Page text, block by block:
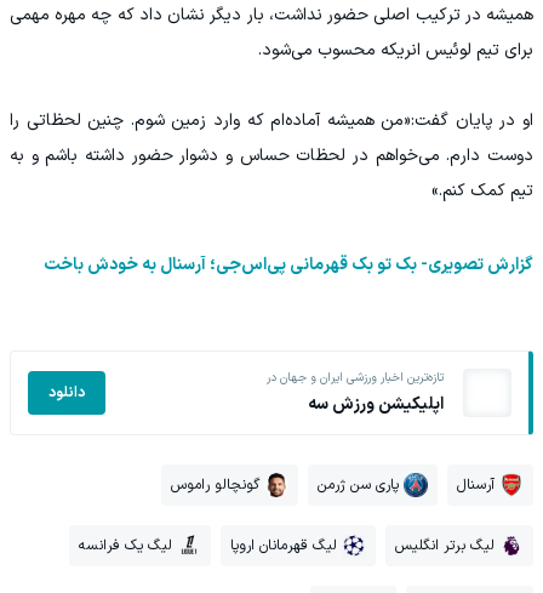
همیشه در ترکیب اصلی حضور نداشت، بار دیگر نشان داد که چه مهره مهمی
برای تیم لوئیس انریکه محسوب می‌شود.
او در پایان گفت:«من همیشه آماده‌ام که وارد زمین شوم. چنین لحظاتی را
دوست دارم. می‌خواهم در لحظات حساس و دشوار حضور داشته باشم و به
تیم کمک کنم.»
گزارش تصویری- بک تو بک قهرمانی پی‌اس‌جی؛ آرسنال به خودش باخت
تازه‌ترین اخبار ورزشی ایران و جهان در
اپلیکیشن ورزش سه دانلود
آرسنال پاری سن ژرمن گونچالو راموس
لیگ برتر انگلیس لیگ قهرمانان اروپا لیگ یک فرانسه